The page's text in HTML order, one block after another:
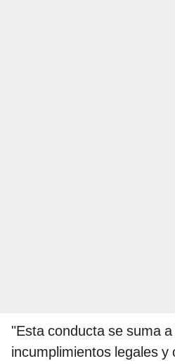
"Esta conducta se suma
incumplimientos legales y